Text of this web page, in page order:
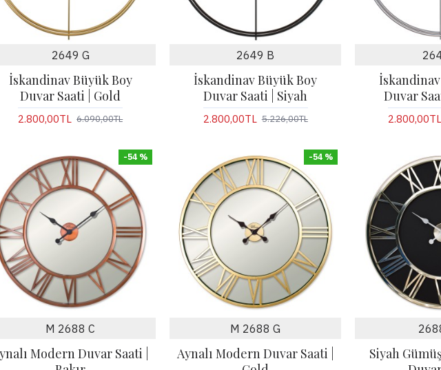
2649 G
İskandinav Büyük Boy
Duvar Saati | Gold
2.800,00TL 6.090,00TL
2649 B
İskandinav Büyük Boy
Duvar Saati | Siyah
2.800,00TL 5.226,00TL
Duvar
2.800,00TL
-54 %
M 2688 C
Modern Duvar Saati |
-54 %
M 2688 G
Aynalı Modern Duvar Saati |
Siyah